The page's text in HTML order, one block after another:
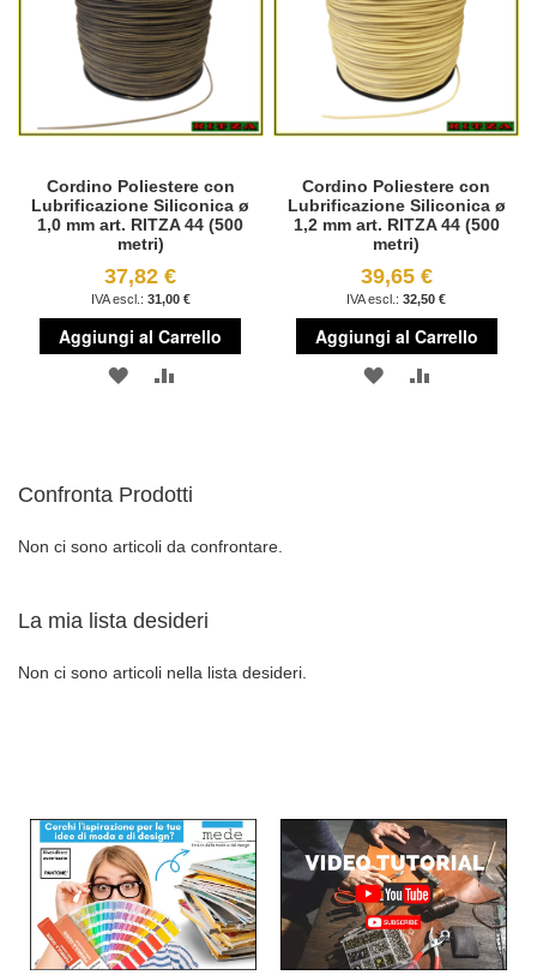
Cordino Poliestere con
Lubrificazione Siliconica ø
1,0 mm art. RITZA 44 (500
metri)
37,82 €
31,00 €
Aggiungi al Carrello
AGGIUNGI
DESIDERI
AGGIUNGI
Cordino Poliestere con
Lubrificazione Siliconica ø
1,2 mm art. RITZA 44 (500
metri)
39,65 €
32,50 €
Aggiungi al Carrello
AGGIUNGI
Confronta Prodotti
Non ci sono articoli da confrontare.
La mia lista desideri
Non ci sono articoli nella lista desideri.